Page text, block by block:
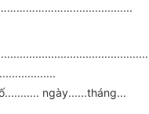
ngày......tháng...